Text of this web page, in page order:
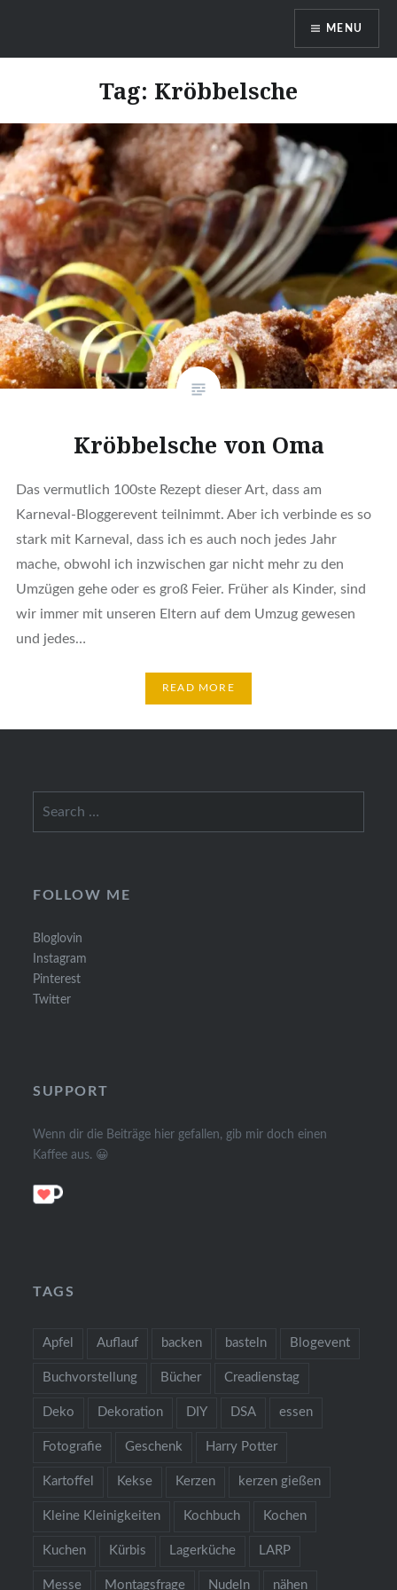
DragonDanielas Hobbyblog
MENU
Tag: Kröbbelsche
Kröbbelsche von Oma
Das vermutlich 100ste Rezept dieser Art, dass am
Karneval-Bloggerevent teilnimmt. Aber ich verbinde es so
stark mit Karneval, dass ich es auch noch jedes Jahr
mache, obwohl ich inzwischen gar nicht mehr zu den
Umzügen gehe oder es groß Feier. Früher als Kinder, sind
wir immer mit unseren Eltern auf dem Umzug gewesen
und jedes…
READ MORE
FOLLOW ME
Bloglovin
Instagram
Pinterest
Twitter
SUPPORT
Wenn dir die Beiträge hier gefallen, gib mir doch einen
Kaffee aus. 😀
TAGS
Apfel Auflauf backen basteln Blogevent
Buchvorstellung Bücher Creadienstag
Deko Dekoration DIY DSA essen
Fotografie Geschenk Harry Potter
Kartoffel Kekse Kerzen kerzen gießen
Kleine Kleinigkeiten Kochbuch Kochen
Kuchen Kürbis Lagerküche LARP
Messe Montagsfrage Nudeln nähen